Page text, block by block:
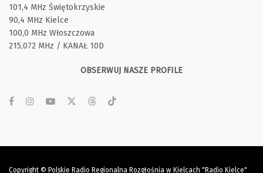
101,4 MHz Świętokrzyskie
90,4 MHz Kielce
100,0 MHz Włoszczowa
215,072 MHz / KANAŁ 10D
OBSERWUJ NASZE PROFILE
Copyright © Polskie Radio Regionalna Rozgłośnia w Kielcach "Radio Kielce"